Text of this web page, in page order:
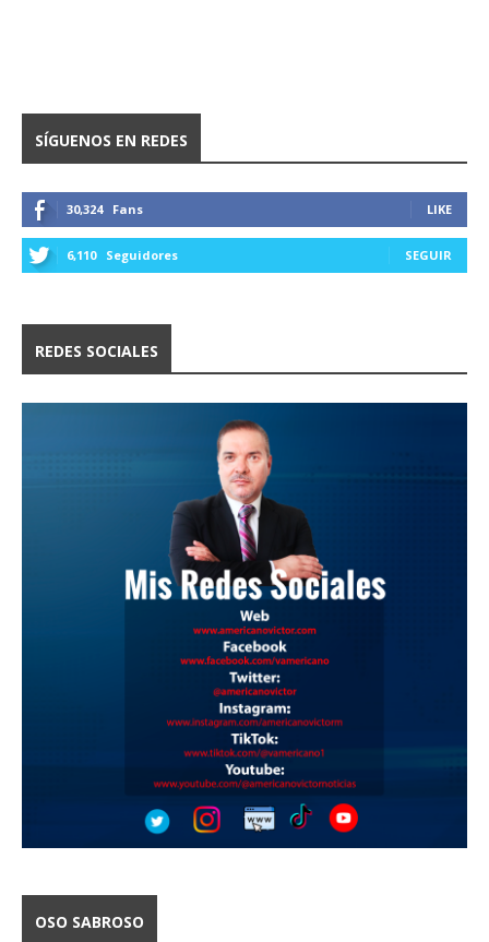
SÍGUENOS EN REDES
30,324 Fans LIKE
6,110 Seguidores SEGUIR
REDES SOCIALES
OSO SABROSO